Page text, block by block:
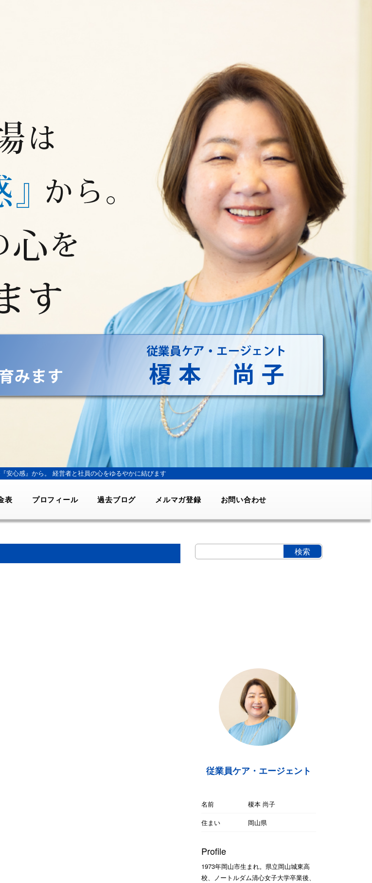
安心感』から。 経営者と社員の心をゆるやかに結びます
表 プロフィール 過去ブログ メルマガ登録 お問い合わせ
従業員ケア・エージェント
名前
榎本 尚子
住まい
岡山県
Profile
1973年岡山市生まれ。県立岡山城東高
校、ノートルダム清心女子大学卒業後、